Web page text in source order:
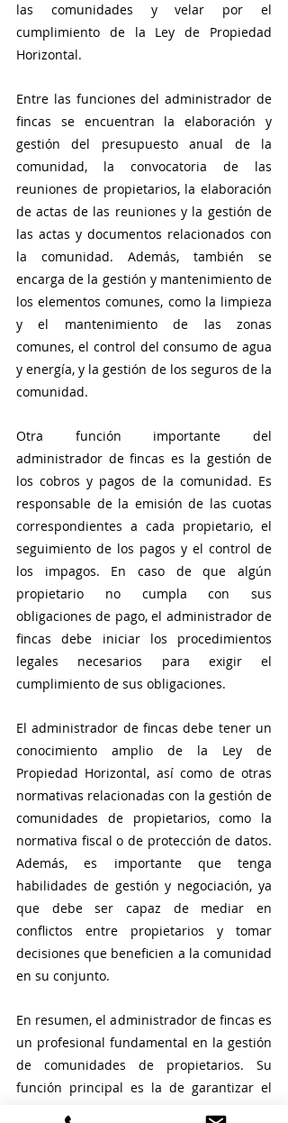
las comunidades y velar por el
cumplimiento de la Ley de Propiedad
Horizontal.
Entre las funciones del administrador de
fincas se encuentran la elaboración y
gestión del presupuesto anual de la
comunidad, la convocatoria de las
reuniones de propietarios, la elaboración
de actas de las reuniones y la gestión de
las actas y documentos relacionados con
la comunidad. Además, también se
encarga de la gestión y mantenimiento de
los elementos comunes, como la limpieza
y el mantenimiento de las zonas
comunes, el control del consumo de agua
y energía, y la gestión de los seguros de la
comunidad.
Otra función importante del
administrador de fincas es la gestión de
los cobros y pagos de la comunidad. Es
responsable de la emisión de las cuotas
correspondientes a cada propietario, el
seguimiento de los pagos y el control de
los impagos. En caso de que algún
propietario no cumpla con sus
obligaciones de pago, el administrador de
fincas debe iniciar los procedimientos
legales necesarios para exigir el
cumplimiento de sus obligaciones.
El administrador de fincas debe tener un
conocimiento amplio de la Ley de
Propiedad Horizontal, así como de otras
normativas relacionadas con la gestión de
comunidades de propietarios, como la
normativa fiscal o de protección de datos.
Además, es importante que tenga
habilidades de gestión y negociación, ya
que debe ser capaz de mediar en
conflictos entre propietarios y tomar
decisiones que beneficien a la comunidad
en su conjunto.
En resumen, el administrador de fincas es
un profesional fundamental en la gestión
de comunidades de propietarios. Su
función principal es la de garantizar el